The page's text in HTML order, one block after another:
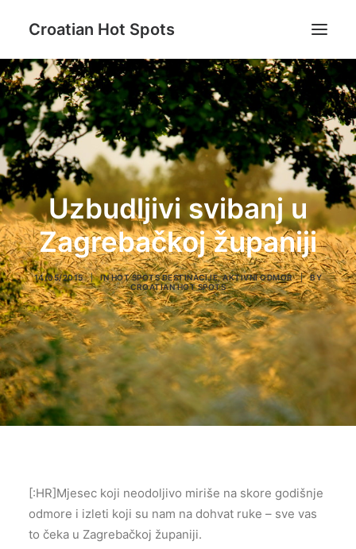
Croatian Hot Spots
Aktivni odmor
Gastro
Destinacije
Lifestyle
Magazin
Blog
O nama
Search
Uzbudljivi svibanj u
Zagrebačkoj županiji
14/05/2015 | INHOT SPOTS DESTINACIJE,AKTIVNI ODMOR |
BY
CROATIAN HOT SPOTS
[:HR]Mjesec koji neodoljivo miriše na skore godišnje
odmore i izleti koji su nam na dohvat ruke – sve vas
to čeka u Zagrebačkoj županiji.